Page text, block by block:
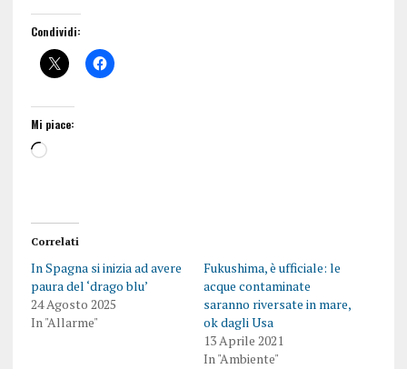
Condividi:
Mi piace:
Correlati
In Spagna si inizia ad avere
paura del ‘drago blu’
24 Agosto 2025
In "Allarme"
Fukushima, è ufficiale: le
acque contaminate
saranno riversate in mare,
ok dagli Usa
13 Aprile 2021
In "Ambiente"